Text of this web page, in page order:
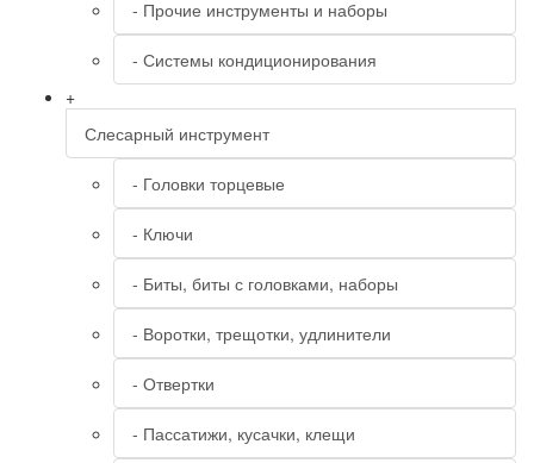
- Прочие инструменты и наборы
- Системы кондиционирования
+
Слесарный инструмент
- Головки торцевые
- Ключи
- Биты, биты с головками, наборы
- Воротки, трещотки, удлинители
- Отвертки
- Пассатижи, кусачки, клещи